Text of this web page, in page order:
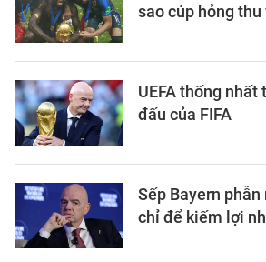
sao cúp hỏng thu
UEFA thống
đấu của FIFA
Sếp Bayern phẫn
chỉ để kiếm lợi